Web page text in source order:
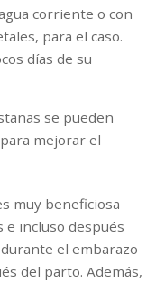
corriente o con
para el caso.
días de su
se pueden
mejorar el
muy beneficiosa
e incluso después
el embarazo
del parto. Además,